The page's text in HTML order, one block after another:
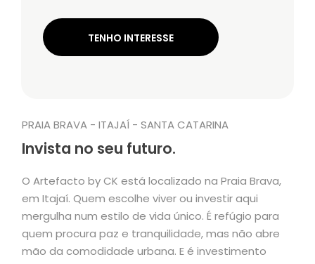
TENHO INTERESSE
PRAIA BRAVA - ITAJAÍ - SANTA CATARINA
Invista no seu futuro.
O Artefacto by CK está localizado na Praia Brava,
em Itajaí. Quem escolhe viver ou investir aqui
mergulha num estilo de vida único. É refúgio para
quem procura paz e tranquilidade, mas não abre
mão da comodidade urbana. E é investimento